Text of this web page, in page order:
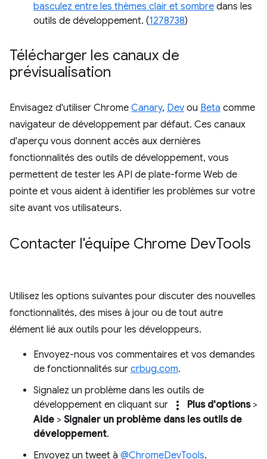
basculez entre les thèmes clair et sombre dans les
outils de développement. (1278738)
Télécharger les canaux de
prévisualisation
Envisagez d'utiliser Chrome Canary, Dev ou Beta comme
navigateur de développement par défaut. Ces canaux
d'aperçu vous donnent accès aux dernières
fonctionnalités des outils de développement, vous
permettent de tester les API de plate-forme Web de
pointe et vous aident à identifier les problèmes sur votre
site avant vos utilisateurs.
Contacter l'équipe Chrome DevTools
Utilisez les options suivantes pour discuter des nouvelles
fonctionnalités, des mises à jour ou de tout autre
élément lié aux outils pour les développeurs.
Envoyez-nous vos commentaires et vos demandes
de fonctionnalités sur crbug.com.
Signalez un problème dans les outils de
développement en cliquant sur
more_vert Plus d'options>
Aide > Signaler un problème dans les outils de
développement.
Envoyez un tweet à @ChromeDevTools.